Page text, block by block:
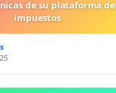
de su plataforma de
impuestos